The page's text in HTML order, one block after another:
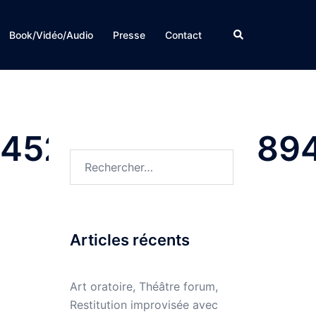
Book/Vidéo/Audio Presse Contact Rechercher
Articles récents
Art oratoire, Théâtre forum,
Restitution improvisée avec